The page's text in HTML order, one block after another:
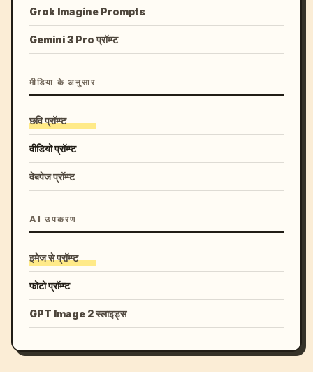
Grok Imagine Prompts
Gemini 3 Pro प्रॉम्प्ट
मीडिया के अनुसार
छवि प्रॉम्प्ट
वीडियो प्रॉम्प्ट
वेबपेज प्रॉम्प्ट
AI उपकरण
इमेज से प्रॉम्प्ट
फोटो प्रॉम्प्ट
GPT Image 2 स्लाइड्स